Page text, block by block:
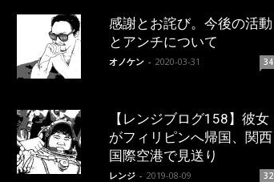
感謝とお詫び。今後の活動
とアンチについて
オノケン - 2020-03-31 34
【レンジブログ158】彼女
がフィリピンへ帰国、関西
国際空港で見送り
レンジ - 2019-08-09 32